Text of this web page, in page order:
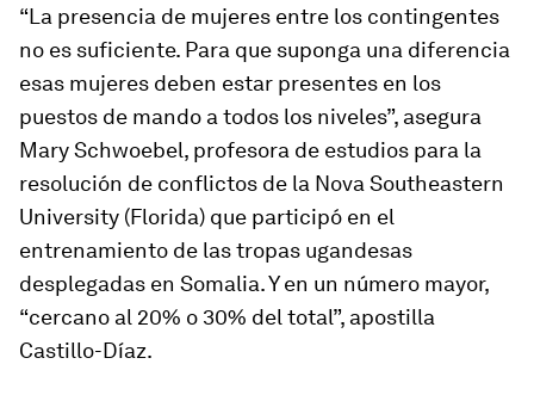
“La presencia de mujeres entre los contingentes
no es suficiente. Para que suponga una diferencia
esas mujeres deben estar presentes en los
puestos de mando a todos los niveles”, asegura
Mary Schwoebel, profesora de estudios para la
resolución de conflictos de la Nova Southeastern
University (Florida) que participó en el
entrenamiento de las tropas ugandesas
desplegadas en Somalia. Y en un número mayor,
“cercano al 20% o 30% del total”, apostilla
Castillo-Díaz.